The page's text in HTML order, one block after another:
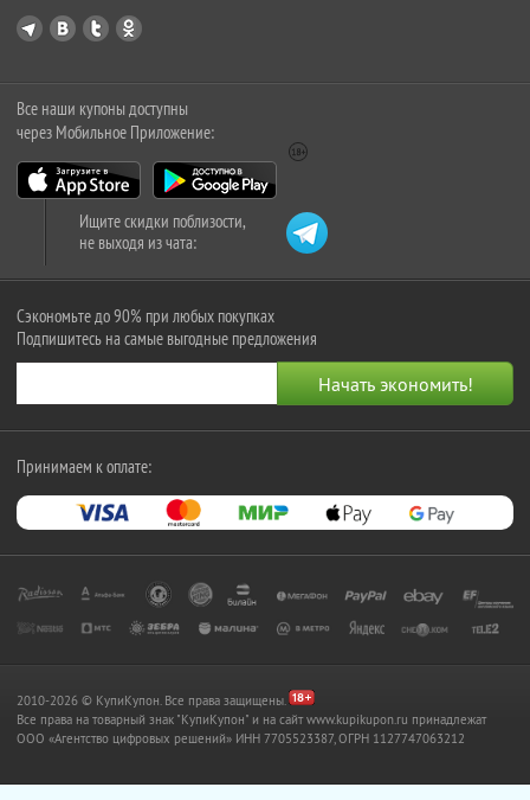
Все наши купоны доступны
через Мобильное Приложение:
Ищите скидки поблизости,
не выходя из чата:
Сэкономьте до 90% при любых покупках
Подпишитесь на самые выгодные предложения
Принимаем к оплате:
2010-2026 © КупиКупон. Все права защищены.
Все права на товарный знак "КупиКупон" и на сайт www.kupikupon.ru принадлежат
OOO «Агентство цифровых решений» ИНН 7705523387, ОГРН 1127747063212